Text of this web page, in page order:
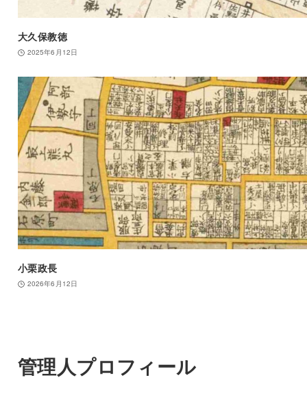
大久保教徳
2025年6月12日
小栗政長
2026年6月12日
管理人プロフィール